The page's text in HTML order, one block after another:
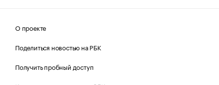
О проекте
Поделиться новостью на РБК
Получить пробный доступ